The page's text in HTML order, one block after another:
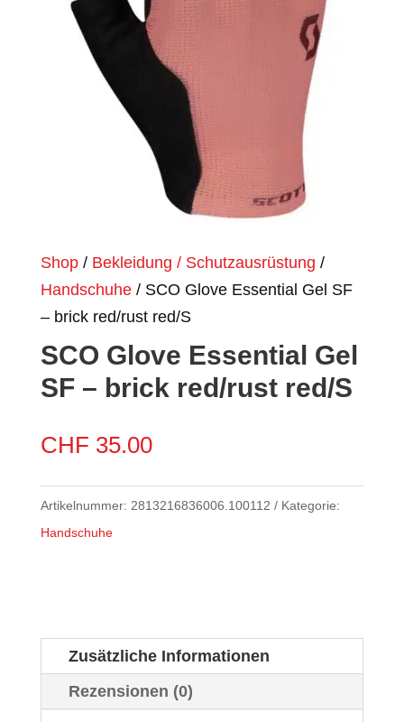
Shop/ Bekleidung / Schutzausrüstung /
Handschuhe/ SCO Glove Essential Gel SF
– brick red/rust red/S
SCO Glove Essential Gel
SF – brick red/rust red/S
CHF 35.00
Artikelnummer: 2813216836006.100112
Kategorie:
Handschuhe
Zusätzliche Informationen
Rezensionen (0)